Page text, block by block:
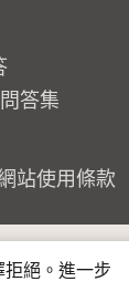
答集
站使用條款
絕。進一步